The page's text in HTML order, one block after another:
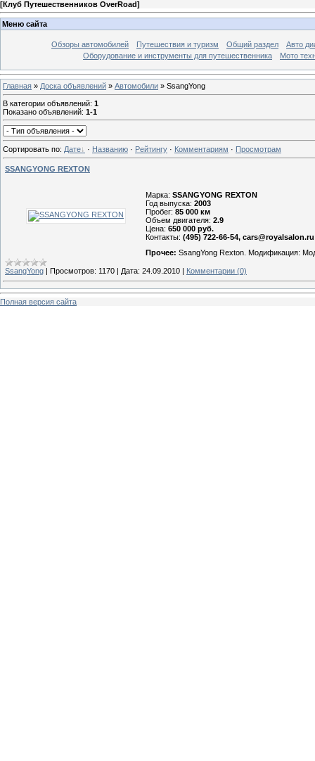
[Клуб Путешественников OverRoad]
Меню сайта
Обзоры автомобилей Путешествия и туризм Общий раздел
Авто
Оборудование и инструменты для путешественника
Мото
Главная » Доска объявлений » Автомобили » SsangYong
В категории объявлений: 1
Показано объявлений: 1-1
Сортировать по: Дате · Названию · Рейтингу · Комментариям · Просмотрам
SSANGYONG REXTON
Марка: SSANGYONG REXTON
Год выпуска: 2003
Пробег: 85 000 км
Объем двигателя: 2.9
Цена: 650 000 руб.
Контакты: (495) 722-66-54, cars@royalsalon.ru
Прочее: SsangYong Rexton. Модификация:
SsangYong | Просмотров: 1170 | Дата: 24.09.2010 | Комментарии (0)
Полная версия сайта